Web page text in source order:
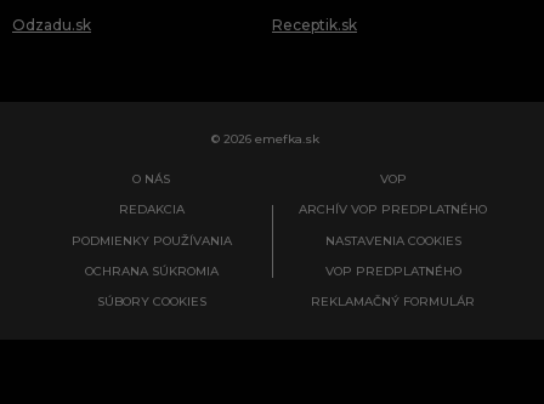
Odzadu.sk Receptik.sk
© 2026 emefka.sk
O NÁS
REDAKCIA
PODMIENKY POUŽÍVANIA
OCHRANA SÚKROMIA
SÚBORY COOKIES
VOP
ARCHÍV VOP PREDPLATNÉHO
NASTAVENIA COOKIES
VOP PREDPLATNÉHO
REKLAMAČNÝ FORMULÁR